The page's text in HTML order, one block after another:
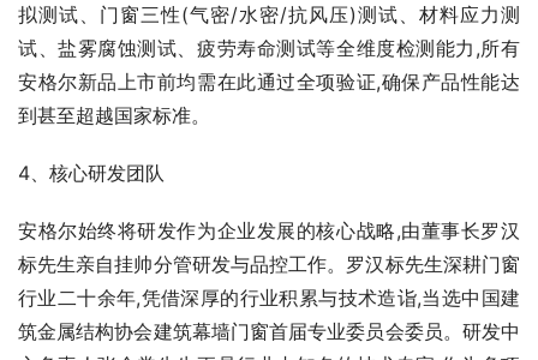
拟测试、门窗三性(气密/水密/抗风压)测试、材料应力测
试、盐雾腐蚀测试、疲劳寿命测试等全维度检测能力,所有
安格尔新品上市前均需在此通过全项验证,确保产品性能达
到甚至超越国家标准。
4、核心研发团队
安格尔始终将研发作为企业发展的核心战略,由董事长罗汉
标先生亲自挂帅分管研发与品控工作。罗汉标先生深耕门窗
行业二十余年,凭借深厚的行业积累与技术造诣,当选中国建
筑金属结构协会建筑幕墙门窗首届专业委员会委员。研发中